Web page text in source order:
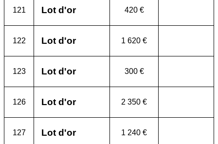
121 Lot d'or 420 €
122 Lot d'or 1 620 €
123 Lot d'or 300 €
126 Lot d'or 2 350 €
127 Lot d'or 1 240 €